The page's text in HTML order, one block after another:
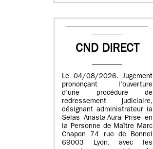
CND DIRECT
Le 04/08/2026. Jugement
prononçant l’ouverture
d’une procédure de
redressement judiciaire,
désignant administrateur la
Selas Anasta-Aura Prise en
la Personne de Maître Marc
Chapon 74 rue de Bonnel
69003 Lyon, avec les